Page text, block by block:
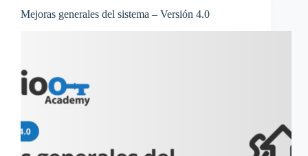
Mejoras generales del sistema – Versión 4.0